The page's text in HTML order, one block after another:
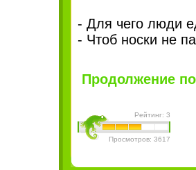
- Для чего люди
- Чтоб носки не
Продолжение
Рейтинг: 3
Просмотров: 3617